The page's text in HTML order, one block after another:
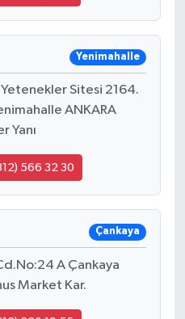
Yenimahalle
Sitesi 2164.
ANKARA
Yanı
566 32 30
Çankaya
A Çankaya
Market Kar.